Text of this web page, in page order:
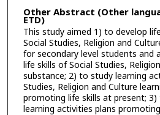
Other Abstract (Other
ETD)
This study aimed 1) to develop
Social Studies, Religion and
for secondary level students and
life skills of Social Studies,
substance; 2) to study learning
Studies, Religion and Culture
promoting life skills at present;
learning activities plans